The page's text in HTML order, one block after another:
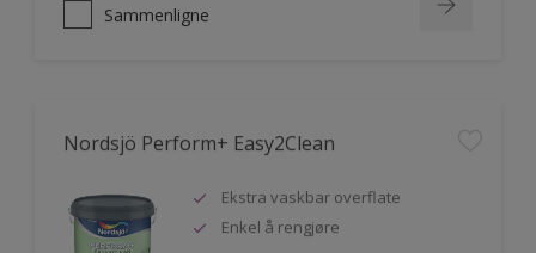
Sammenligne
Nordsjö Perform+ Easy2Clean
Enkel å rengjøre